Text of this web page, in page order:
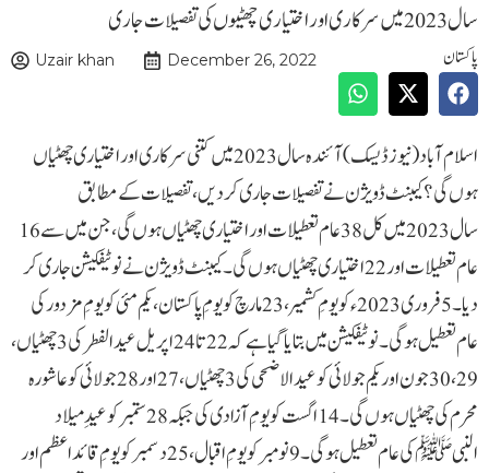
سال 2023 میں سرکاری اور اختیاری چھٹیوں کی تفصیلات جاری
پاکستان Uzair khan December 26, 2022
اسلام آباد(نیوز ڈیسک)آئندہ سال 2023 میں کتنی سرکاری اور اختیاری چھٹیاں
ہوں گی؟کیبنٹ ڈویژن نے تفصیلات جاری کردیں،تفصیلات کے مطابق
سال 2023میں کل 38 عام تعطیلات اور اختیاری چھٹیاں ہوں گی، جن میں سے 16
عام تعطیلات اور 22 اختیاری چھٹیاں ہوں گی۔کیبنٹ ڈویژن نے نوٹیفکیشن جاری کر
دیا۔5 فروری 2023ء کو یومِ کشمیر، 23 مارچ کو یومِ پاکستان، یکم مئی کو یومِ مزدور کی
عام تعطیل ہو گی۔نوٹیفکیشن میں بتایا گیا ہے کہ 22 تا 24 اپریل عیدالفطر کی 3 چھٹیاں،
29، 30 جون اور یکم جولائی کو عیدالاضحی کی 3 چھٹیاں، 27 اور 28 جولائی کو عاشورہ
محرم کی چھٹیاں ہوں گی۔14 اگست کو یومِ آزادی کی جبکہ 28 ستمبر کو عیدِ میلاد
النبیﷺ کی عام تعطیل ہو گی۔ 9 نومبر کو یومِ اقبال، 25 دسمبر کو یومِ قائد اعظم اور